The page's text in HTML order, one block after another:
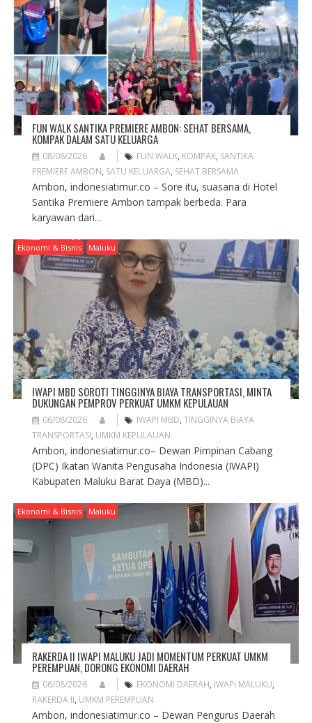
O
FUN WALK SANTIKA PREMIERE AMBON: SEHAT BERSAMA,
KOMPAK DALAM SATU KELUARGA
08/08/2026 FUN WALK, KOMPAK, SANTIKA
PREMIERE AMBON, SATU KELUARGA, SEHAT BERSAMA
Ambon, indonesiatimur.co – Sore itu, suasana di Hotel
Santika Premiere Ambon tampak berbeda. Para
karyawan dari...
Ekonomi & Bisnis Maluku
IWAPI MBD SOROTI TINGGINYA BIAYA TRANSPORTASI, MINTA
DUKUNGAN PEMPROV PERKUAT UMKM KEPULAUAN
06/08/2026 IWAPI MBD, TINGGINYA BIAYA
TRANSPORTASI, UMKM KEPULAUAN
Ambon, indonesiatimur.co– Dewan Pimpinan Cabang
(DPC) Ikatan Wanita Pengusaha Indonesia (IWAPI)
Kabupaten Maluku Barat Daya (MBD)...
Ekonomi & Bisnis Maluku
RAKERDA II IWAPI MALUKU JADI MOMENTUM PERKUAT UMKM
PEREMPUAN, DORONG EKONOMI DAERAH
06/08/2026 EKONOMI DAERAH, IWAPI MALUKU,
RAKERDA II, UMKM PEREMPUAN
Ambon, indonesiatimur.co – Dewan Pengurus Daerah